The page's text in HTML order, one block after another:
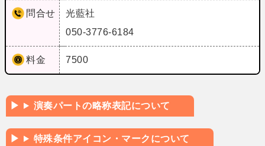
問合せ
光藍社
050-3776-6184
料金 7500
演奏パートの略称表記について
特殊条件アイコン・マークについて